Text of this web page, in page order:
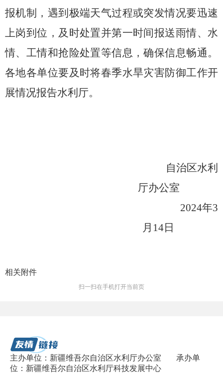
报机制， 遇到极端天气过程或突发情况要迅速
上岗到位，及时处置并第一时间报送雨情、水
情、工情和抢险处置等信息，确保信息畅通。
各地各单位要及时将春季水旱灾害防御工作开
展情况报告水利厅。
自治区水利
厅办公室
2024年3
月 14日
相关附件
扫一扫在手机打开当前页
主办单位：新疆维吾尔自治区水利厅办公室
承办单
位：新疆维吾尔自治区水利厅科技发展中心